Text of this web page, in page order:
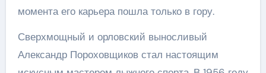
момента его карьера пошла только в гору.
Сверхмощный и орловский выносливый
Александр Пороховщиков стал настоящим